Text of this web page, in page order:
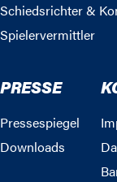
Schiedsrichter &
Spielervermittler
PRESSE
Pressespiegel
Downloads